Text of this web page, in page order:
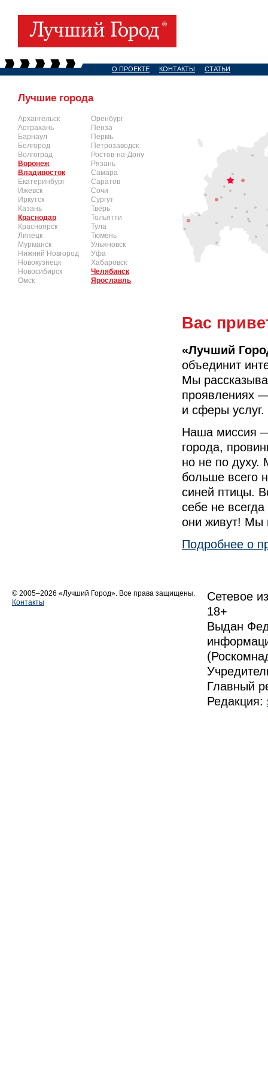
О ПРОЕКТЕ КОНТАКТЫ СТАТЬИ
Лучшие города
Архангельск
Астрахань
Барнаул
Белгород
Волгоград
Воронеж
Владивосток
Екатеринбург
Ижевск
Иркутск
Казань
Краснодар
Красноярск
Липецк
Мурманск
Нижний Новгород
Новокузнецк
Новосибирск
Омск
Оренбург
Пенза
Пермь
Петрозаводск
Ростов-на-Дону
Рязань
Самара
Саратов
Сочи
Сургут
Тверь
Тольятти
Тула
Тюмень
Ульяновск
Уфа
Хабаровск
Челябинск
Ярославль
Вас
«Лучший
объединит
Мы
проявлениях
и сферы услуг.
Наша миссия
города,
но не по духу.
больше всего
синей птицы.
себе не
они живут! Мы
Подробнее о
© 2005–2026 «Лучший Город». Все права защищены.
Контакты
Сетевое
18+
Выдан
Главный
Редакция: